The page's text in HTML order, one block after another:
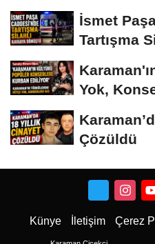
İsmet
Tartışma
Yok,
Çözüldü
Künye İletişim Çerez